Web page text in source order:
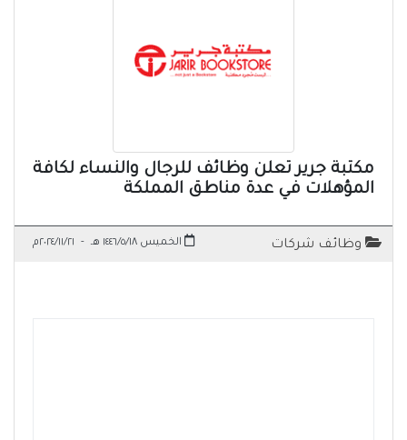
مكتبة جرير تعلن وظائف للرجال والنساء لكافة
المؤهلات في عدة مناطق المملكة
وظائف شركات الخميس ١٤٤٦/٥/١٨ هـ - ٢٠٢٤/١١/٢١م